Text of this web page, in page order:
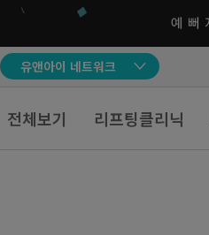
유앤아이 네트워크
전체보기 리프팅클리닉